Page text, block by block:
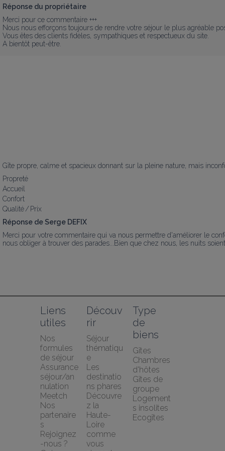
Réponse du propriétaire
Merci pour ce commentaire +++
Nous nous efforçons toujours de rendre votre séjour le plus agréable
Vous êtes des clients fidèles, sympathiques et respectueux du site.
A bientôt peut-être.
Gîte propre, calme et spacieux donnant sur la pleine nature, mais
Propreté
Accueil
Confort
Qualité / Prix
Réponse de Serge DEFIX
Merci pour votre commentaire qui va nous permettre d'améliorer le
nous obliger à trouver des parades...Bien que chez nous, les nuits
Liens
utiles
Nos
formules
de séjour
Assurance
séjour/an
nulation
Meetch
Nos
partenaire
s
Rejoignez
-nous ?
Découv
rir
Séjour
thématiqu
e
Les
destinatio
ns phares
Découvre
z la
Haute-
Loire
comme
vous
Type
de
biens
Gîtes
Chambres
d'hôtes
Gîtes de
groupe
Logement
s insolites
Ecogîtes